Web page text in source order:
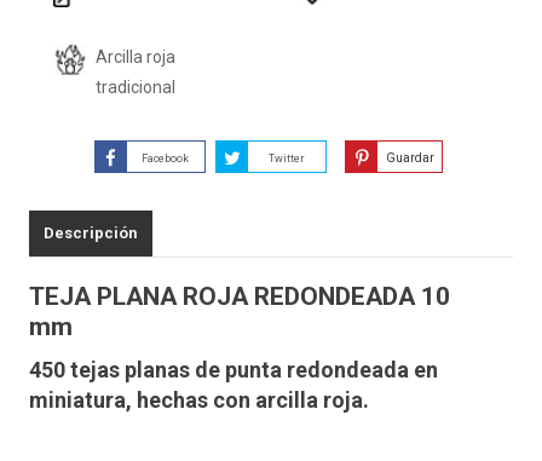
Arcilla roja
tradicional
Facebook Twitter Guardar
Descripción
TEJA PLANA ROJA REDONDEADA 10
mm
450 tejas planas de punta redondeada en
miniatura, hechas con arcilla roja.